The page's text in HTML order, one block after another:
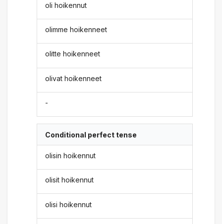
oli hoikennut
olimme hoikenneet
olitte hoikenneet
olivat hoikenneet
-
Conditional perfect tense
olisin hoikennut
olisit hoikennut
olisi hoikennut